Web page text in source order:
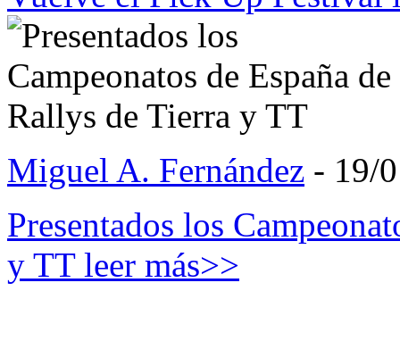
Miguel A. Fernández - 19/
Presentados los
y TT leer más>>